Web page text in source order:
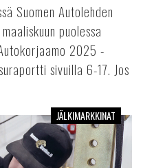
Suomen Autolehden
puolessa
2025 -
sivuilla 6-17. Jos
JÄLKIMARKKINAT